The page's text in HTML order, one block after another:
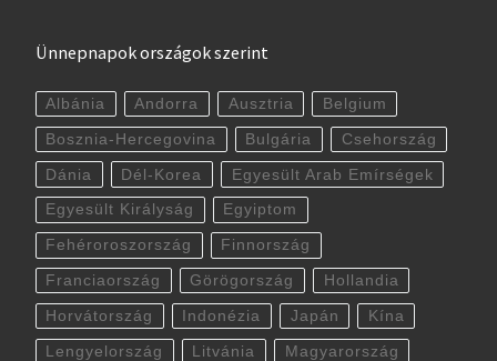
Ünnepnapok országok szerint
Albánia Andorra Ausztria Belgium
Bosznia-Hercegovina Bulgária Csehország
Dánia Dél-Korea Egyesült Arab Emírségek
Egyesült Királyság Egyiptom
Fehéroroszország Finnország
Franciaország Görögország Hollandia
Horvátország Indonézia Japán Kína
Lengyelország Litvánia Magyarország